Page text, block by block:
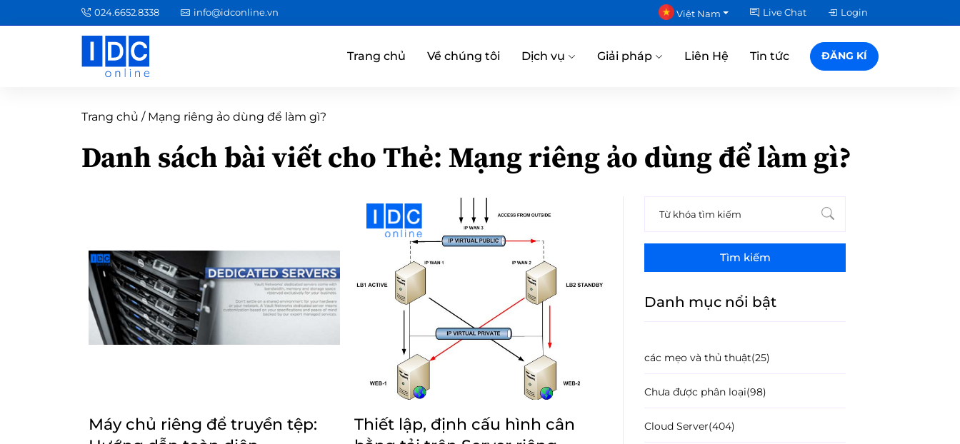
024.6652.8338 info@idconline.vn Việt Nam Live Chat Login
Trang chủ Về chúng tôi Dịch vụ Giải pháp Liên Hệ Tin tức ĐĂNG KÍ
Trang chủ / Mạng riêng ảo dùng để làm gì?
Danh sách bài viết cho Thẻ: Mạng riêng ảo dùng để làm gì?
Máy chủ riêng để truyền tệp:
Thiết lập, định cấu hình cân
Tìm kiếm
Danh mục nổi bật
các mẹo và thủ thuật(25)
Chưa được phân loại(98)
Cloud Server(404)